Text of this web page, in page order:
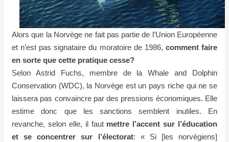
Alors que la Norvège ne fait pas partie de l’Union Européenne
et n’est pas signataire du moratoire de 1986, comment faire
en sorte que cette pratique cesse?
Selon Astrid Fuchs, membre de la Whale and Dolphin
Conservation (WDC), la Norvège est un pays riche qui ne se
laissera pas convaincre par des pressions économiques. Elle
estime donc que les sanctions semblent inutiles. En
revanche, selon elle, il faut mettre l’accent sur l’éducation
et se concentrer sur l’électorat: « Si [les norvégiens]